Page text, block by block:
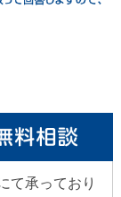
て承っており